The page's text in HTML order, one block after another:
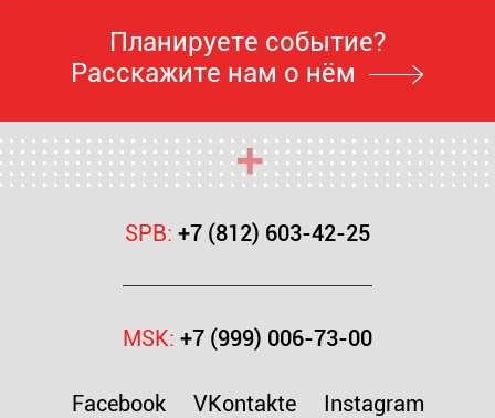
Планируете событие?
Расскажите нам о нём
SPB: +7 (812) 603-42-25
MSK: +7 (999) 006-73-00
Facebook VKontakte Instagram